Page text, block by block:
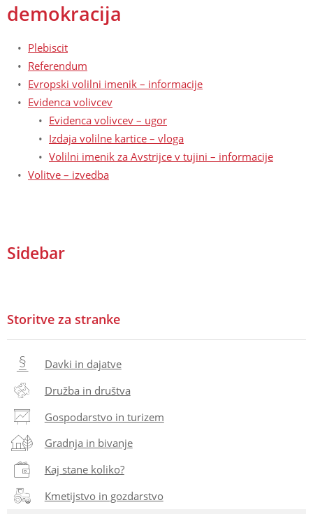
demokracija
Plebiscit
Referendum
Evropski volilni imenik – informacije
Evidenca volivcev
Evidenca volivcev – ugor
Izdaja volilne kartice – vloga
Volilni imenik za Avstrijce v tujini – informacije
Volitve – izvedba
Sidebar
Storitve za stranke
Davki in dajatve
Družba in društva
Gospodarstvo in turizem
Gradnja in bivanje
Kaj stane koliko?
Kmetijstvo in gozdarstvo